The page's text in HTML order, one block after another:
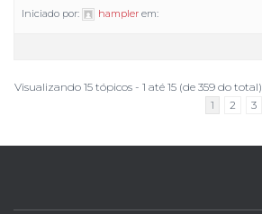
Iniciado por: hampler em:
Visualizando 15 tópicos - 1 até 15 (de 359 do total)
1
2 3